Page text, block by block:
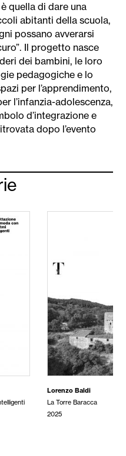
quella di dare una
abitanti della scuola,
possano avverarsi
Il progetto nasce
dei bambini, le loro
pedagogiche e lo
per l’apprendimento,
l’infanzia-adolescenza,
d’integrazione e
dopo l’evento
Lorenzo Baldi
La Torre Baracca
2025